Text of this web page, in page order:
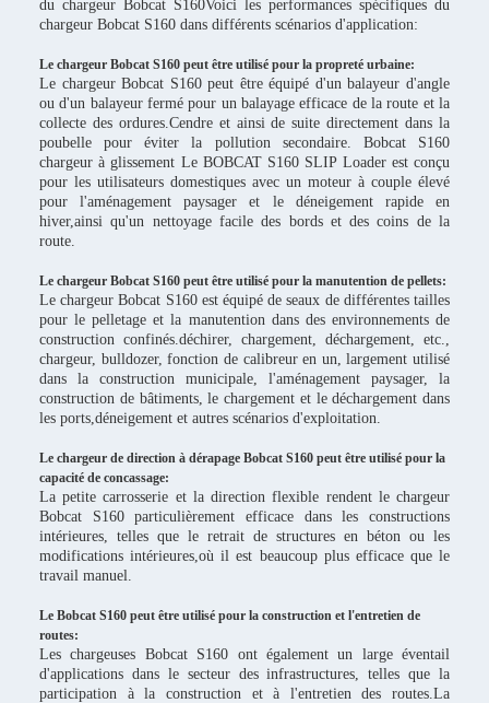
du chargeur Bobcat S160Voici les performances spécifiques du
chargeur Bobcat S160 dans différents scénarios d'application:
Le chargeur Bobcat S160 peut être utilisé pour la propreté urbaine:
Le chargeur Bobcat S160 peut être équipé d'un balayeur d'angle
ou d'un balayeur fermé pour un balayage efficace de la route et la
collecte des ordures.Cendre et ainsi de suite directement dans la
poubelle pour éviter la pollution secondaire. Bobcat S160
chargeur à glissement Le BOBCAT S160 SLIP Loader est conçu
pour les utilisateurs domestiques avec un moteur à couple élevé
pour l'aménagement paysager et le déneigement rapide en
hiver,ainsi qu'un nettoyage facile des bords et des coins de la
route.
Le chargeur Bobcat S160 peut être utilisé pour la manutention de pellets:
Le chargeur Bobcat S160 est équipé de seaux de différentes tailles
pour le pelletage et la manutention dans des environnements de
construction confinés.déchirer, chargement, déchargement, etc.,
chargeur, bulldozer, fonction de calibreur en un, largement utilisé
dans la construction municipale, l'aménagement paysager, la
construction de bâtiments, le chargement et le déchargement dans
les ports,déneigement et autres scénarios d'exploitation.
Le chargeur de direction à dérapage Bobcat S160 peut être utilisé pour la
capacité de concassage:
La petite carrosserie et la direction flexible rendent le chargeur
Bobcat S160 particulièrement efficace dans les constructions
intérieures, telles que le retrait de structures en béton ou les
modifications intérieures,où il est beaucoup plus efficace que le
travail manuel.
Le Bobcat S160 peut être utilisé pour la construction et l'entretien de
routes:
Les chargeuses Bobcat S160 ont également un large éventail
d'applications dans le secteur des infrastructures, telles que la
participation à la construction et à l'entretien des routes.La